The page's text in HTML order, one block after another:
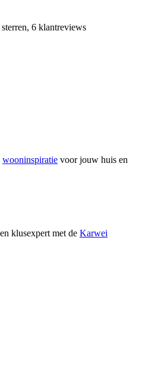
6 klantreviews
wooninspiratie voor jouw huis en
klusexpert met de Karwei